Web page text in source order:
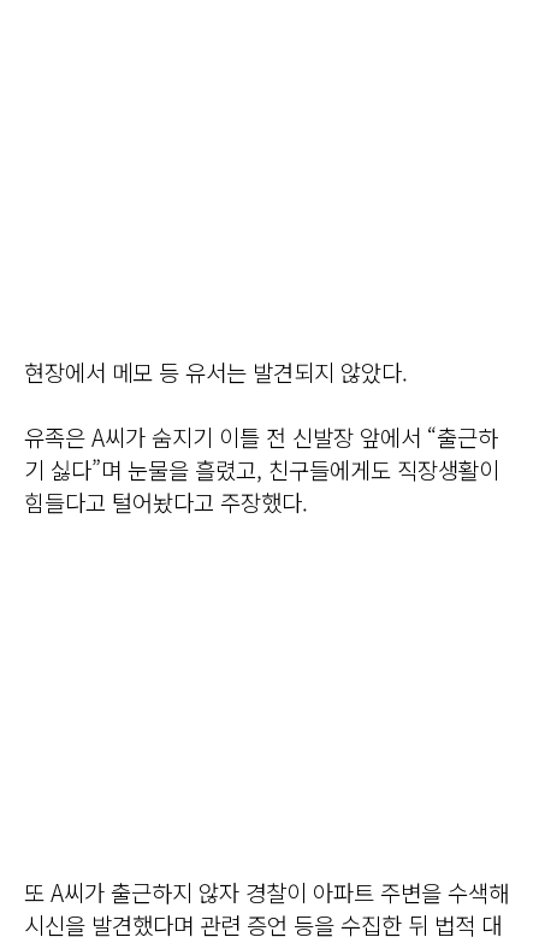
현장에서 메모 등 유서는 발견되지 않았다.
유족은 A씨가 숨지기 이틀 전 신발장 앞에서 “출근하
기 싫다”며 눈물을 흘렸고, 친구들에게도 직장생활이
힘들다고 털어놨다고 주장했다.
또 A씨가 출근하지 않자 경찰이 아파트 주변을 수색해
시신을 발견했다며 관련 증언 등을 수집한 뒤 법적 대